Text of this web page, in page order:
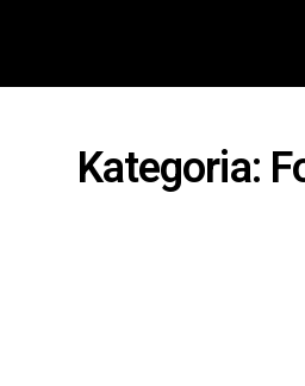
Kategoria: